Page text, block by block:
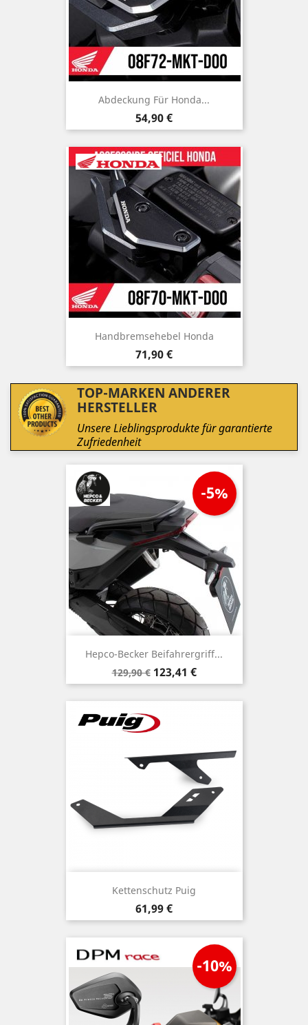
Abdeckung Für Honda...
Preis
54,90 €
Handbremsehebel Honda
Preis
71,90 €
TOP-MARKEN ANDERER
HERSTELLER
Unsere Lieblingsprodukte für garantierte
Zufriedenheit
Hepco-Becker Beifahrergriff...
Verkaufspreis
129,90 €
-5%
Preis
123,41 €
Kettenschutz Puig
Preis
61,99 €
-10%